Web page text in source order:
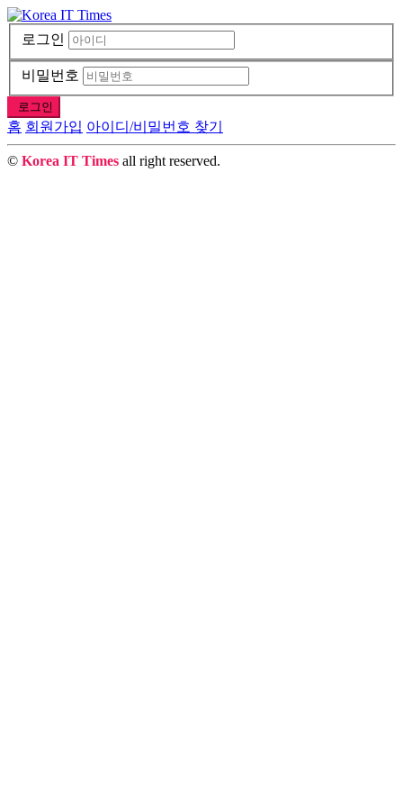
로그인
비밀번호
로그인
홈 회원가입 아이디/비밀번호 찾기
© Korea IT Times all right reserved.